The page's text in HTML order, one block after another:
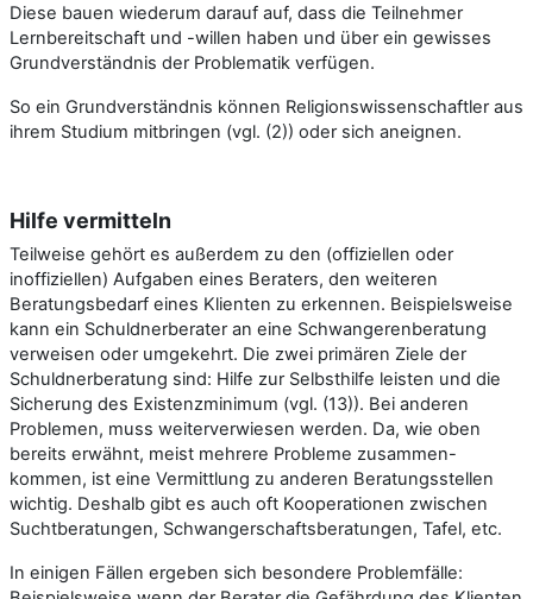
Diese bauen wiederum darauf auf, dass die Teilnehmer
Lernbereitschaft und -willen haben und über ein gewisses
Grundverständnis der Problematik verfügen.
So ein Grundverständnis können Religionswissenschaftler aus
ihrem Studium mitbringen (vgl. (2)) oder sich aneignen.
Hilfe vermitteln
Teilweise gehört es außerdem zu den (offiziellen oder
inoffiziellen) Aufgaben eines Beraters, den weiteren
Beratungsbedarf eines Klienten zu erkennen. Beispielsweise
kann ein Schuldnerberater an eine Schwangerenberatung
verweisen oder umgekehrt. Die zwei primären Ziele der
Schuldnerberatung sind: Hilfe zur Selbsthilfe leisten und die
Sicherung des Existenzminimum (vgl. (13)). Bei anderen
Problemen, muss weiterverwiesen werden. Da, wie oben
bereits erwähnt, meist mehrere Probleme zusammen-
kommen, ist eine Vermittlung zu anderen Beratungsstellen
wichtig. Deshalb gibt es auch oft Kooperationen zwischen
Suchtberatungen, Schwangerschaftsberatungen, Tafel, etc.
In einigen Fällen ergeben sich besondere Problemfälle: